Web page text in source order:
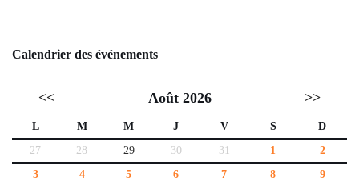
Calendrier des événements
<< Août 2026 >>
L M M J V S
D
27
28 29 30 31 1
2
3
4 5 6 7 8
9